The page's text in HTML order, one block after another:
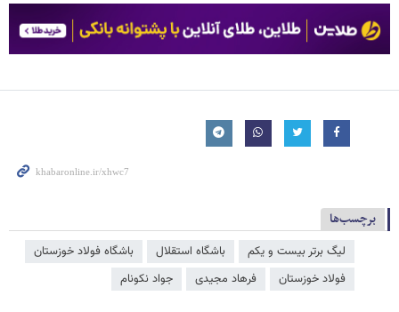
برچسب‌ها
لیگ برتر بیست و یکم باشگاه استقلال
باشگاه فولاد خوزستان
فولاد خوزستان
فرهاد مجیدی جواد نکونام